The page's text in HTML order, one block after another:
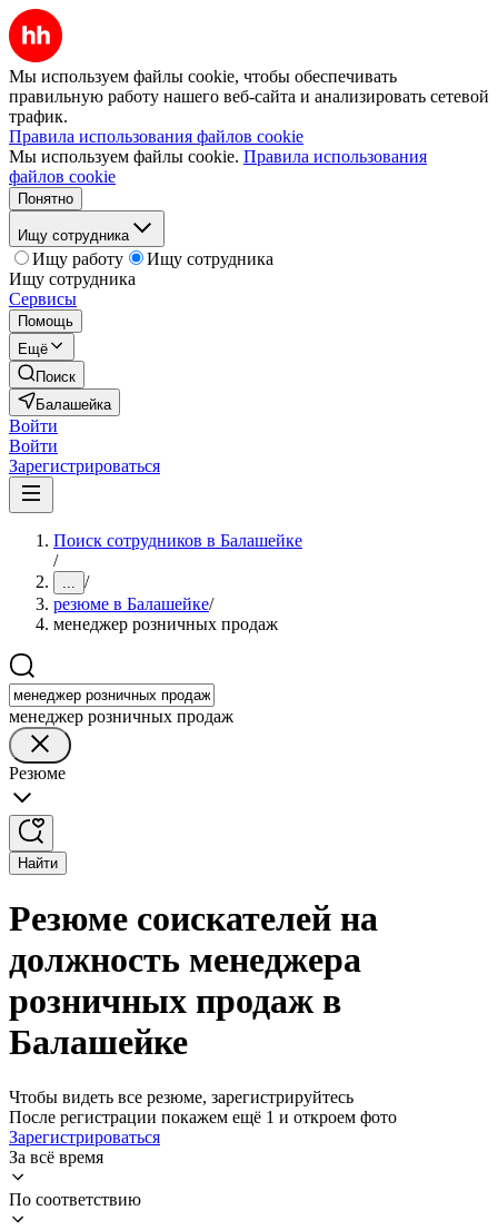
Мы используем файлы cookie, чтобы обеспечивать
правильную работу нашего веб-сайта и анализировать сетевой
трафик.
Правила использования файлов cookie
Мы используем файлы cookie. Правила использования
файлов cookie
Понятно
Ищу сотрудника
Ищу работу
Ищу сотрудника
Ищу сотрудника
Сервисы
Помощь
Ещё
Поиск
Балашейка
Войти
Войти
Зарегистрироваться
Поиск сотрудников в Балашейке
/
... /
резюме в Балашейке/
менеджер розничных продаж
менеджер розничных продаж
Резюме
Найти
Резюме соискателей на
должность менеджера
розничных продаж в
Балашейке
Чтобы видеть все резюме, зарегистрируйтесь
После регистрации покажем ещё 1 и откроем фото
Зарегистрироваться
За всё время
По соответствию